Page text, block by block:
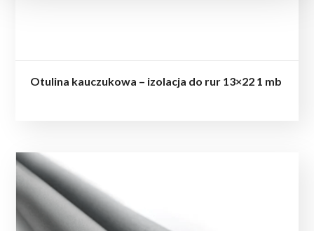
Otulina kauczukowa – izolacja do rur 13×22 1 mb